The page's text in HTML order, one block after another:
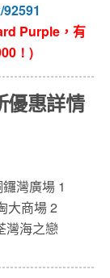
Purple ，有
！)
優惠詳情
灣廣場 1
大商場 2
灣海之戀